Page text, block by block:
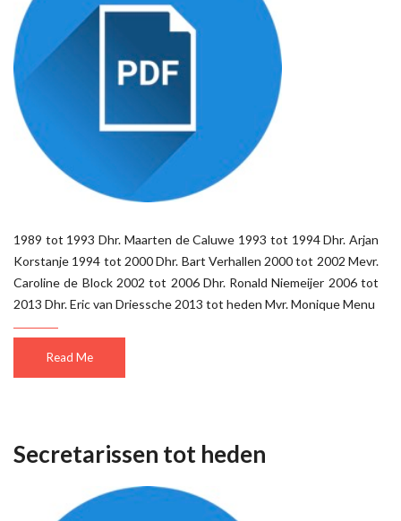
1989 tot 1993 Dhr. Maarten de Caluwe 1993 tot 1994 Dhr. Arjan
Korstanje 1994 tot 2000 Dhr. Bart Verhallen 2000 tot 2002 Mevr.
Caroline de Block 2002 tot 2006 Dhr. Ronald Niemeijer 2006 tot
2013 Dhr. Eric van Driessche 2013 tot heden Mvr. Monique Menu
Read Me
Secretarissen tot heden